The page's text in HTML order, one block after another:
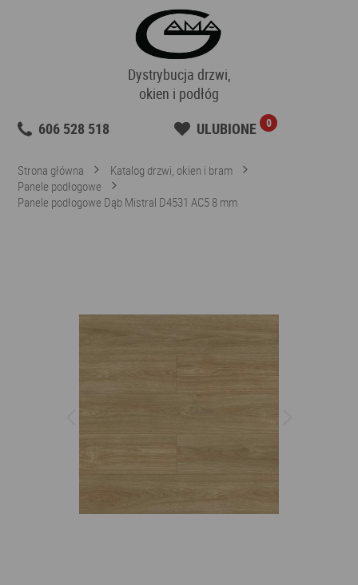
Dystrybucja drzwi,
okien i podłóg
606 528 518
ULUBIONE 0
Strona główna
Katalog drzwi, okien i bram
Panele podłogowe
Panele podłogowe Dąb Mistral D4531 AC5 8 mm